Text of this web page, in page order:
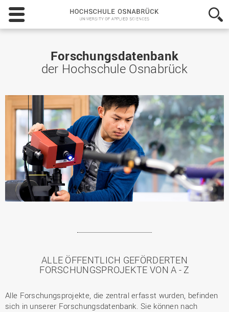
Hochschule
Osnabrück
-
Applied
Sciences
Forschungsdatenbank
der Hochschule Osnabrück
ALLE ÖFFENTLICH GEFÖRDERTEN
FORSCHUNGSPROJEKTE VON A - Z
Alle Forschungsprojekte, die zentral erfasst wurden, befinden
sich in unserer Forschungsdatenbank. Sie können nach